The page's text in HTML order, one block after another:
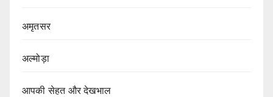
अमृतसर
अल्मोड़ा
आपकी सेहत और देखभाल